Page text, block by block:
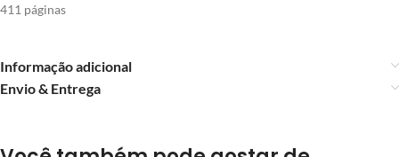
411 páginas
Informação adicional
Envio & Entrega